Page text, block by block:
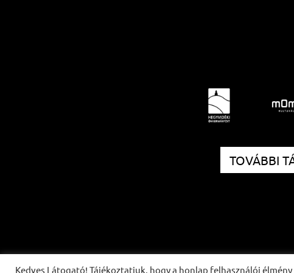
TOVÁBBI
Kedves Látogató! Tájékoztatjuk, hogy a honlap felhasználói